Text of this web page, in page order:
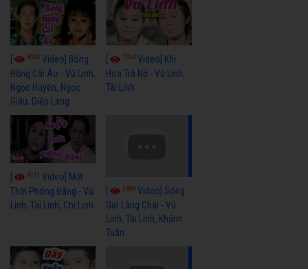
9062 Video] Bông
Hồng Cài Áo - Vũ Linh,
Ngọc Huyền, Ngọc
Giàu, Diệp Lang
7354Video] Khi
Hoa Trà Nở - Vũ Linh,
Tài Linh
4111 Video] Một
Thời Phóng Đãng - Vũ
Linh, Tài Linh, Chí Linh
3659Video] Sóng
Gió Làng Chài - Vũ
Linh, Tài Linh, Khánh
Tuấn